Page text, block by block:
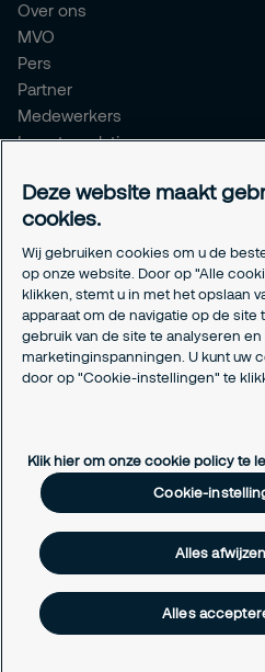
Over ons
MVO
Pers
Partner
Medewerkers
Investor relations
Certificeringen
Aanmeldformulieren
Juridisch
Privacyverklaring
Algemene voorwaarden
Responsible disclosure
Cookie-instellingen
Copyright © 2026 Securitas
Deze website maakt
cookies.
Wij gebruiken cookies om u de
op onze website. Door op "Alle
klikken, stemt u in met het opslaan
apparaat om de navigatie op de site
gebruik van de site te analyseren
marketinginspanningen. U kunt uw
door op "Cookie-instellingen" te
Klik hier om onze cookie policy te
Cookie-
Alles afwijzen
Alles